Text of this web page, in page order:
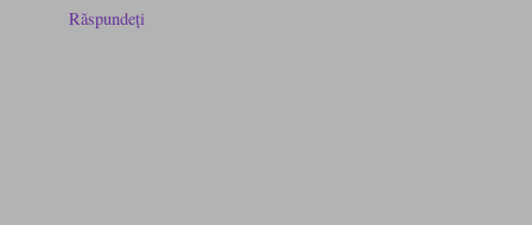
Răspundeți